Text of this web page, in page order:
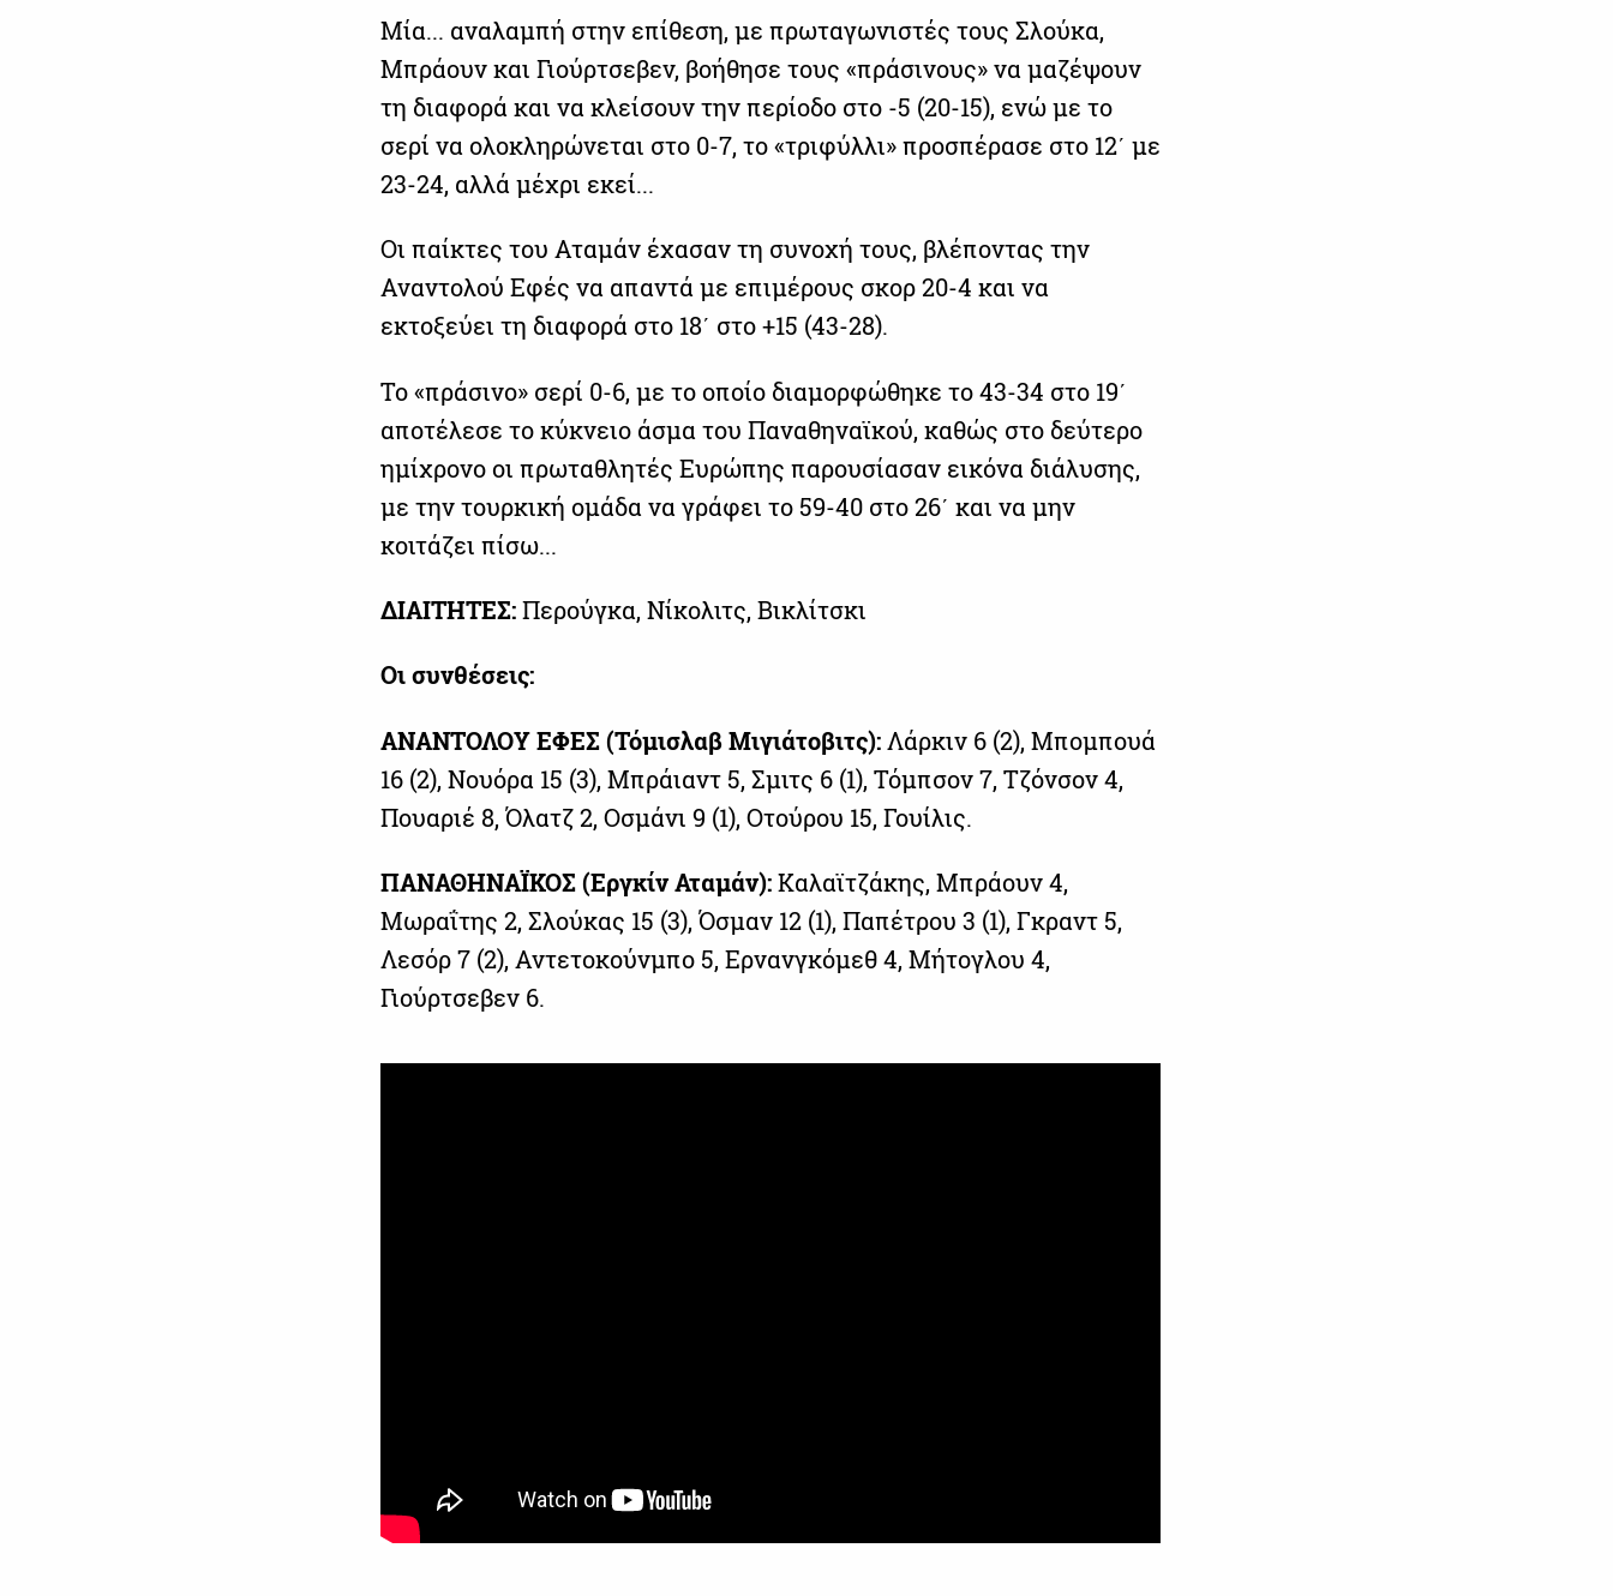
Μία... αναλαμπή στην επίθεση, με πρωταγωνιστές τους Σλούκα,
Μπράουν και Γιούρτσεβεν, βοήθησε τους «πράσινους» να μαζέψουν
τη διαφορά και να κλείσουν την περίοδο στο -5 (20-15), ενώ με το
σερί να ολοκληρώνεται στο 0-7, το «τριφύλλι» προσπέρασε στο 12΄ με
23-24, αλλά μέχρι εκεί...
Οι παίκτες του Αταμάν έχασαν τη συνοχή τους, βλέποντας την
Αναντολού Εφές να απαντά με επιμέρους σκορ 20-4 και να
εκτοξεύει τη διαφορά στο 18΄ στο +15 (43-28).
Το «πράσινο» σερί 0-6, με το οποίο διαμορφώθηκε το 43-34 στο 19΄
αποτέλεσε το κύκνειο άσμα του Παναθηναϊκού, καθώς στο δεύτερο
ημίχρονο οι πρωταθλητές Ευρώπης παρουσίασαν εικόνα διάλυσης,
με την τουρκική ομάδα να γράφει το 59-40 στο 26΄ και να μην
κοιτάζει πίσω...
ΔΙΑΙΤΗΤΕΣ:Περούγκα, Νίκολιτς, Βικλίτσκι
Οι συνθέσεις:
ΑΝΑΝΤΟΛΟΥ ΕΦΕΣ (Τόμισλαβ Μιγιάτοβιτς):Λάρκιν 6 (2), Μπομπουά
16 (2), Νουόρα 15 (3), Μπράιαντ 5, Σμιτς 6 (1), Τόμπσον 7, Τζόνσον 4,
Πουαριέ 8, Όλατζ 2, Οσμάνι 9 (1), Οτούρου 15, Γουίλις.
ΠΑΝΑΘΗΝΑΪΚΟΣ (Εργκίν Αταμάν):Καλαϊτζάκης, Μπράουν 4,
Μωραΐτης 2, Σλούκας 15 (3), Όσμαν 12 (1), Παπέτρου 3 (1), Γκραντ 5,
Λεσόρ 7 (2), Αντετοκούνμπο 5, Ερνανγκόμεθ 4, Μήτογλου 4,
Γιούρτσεβεν 6.